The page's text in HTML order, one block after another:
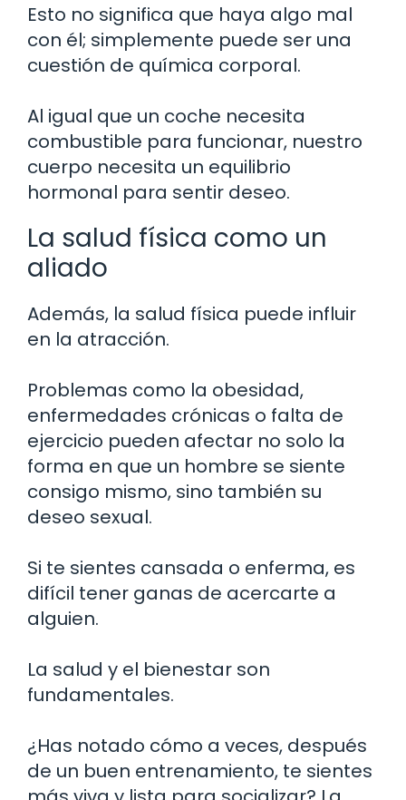
Esto no significa que haya algo mal
con él; simplemente puede ser una
cuestión de química corporal.
Al igual que un coche necesita
combustible para funcionar, nuestro
cuerpo necesita un equilibrio
hormonal para sentir deseo.
La salud física como un
aliado
Además, la salud física puede influir
en la atracción.
Problemas como la obesidad,
enfermedades crónicas o falta de
ejercicio pueden afectar no solo la
forma en que un hombre se siente
consigo mismo, sino también su
deseo sexual.
Si te sientes cansada o enferma, es
difícil tener ganas de acercarte a
alguien.
La salud y el bienestar son
fundamentales.
¿Has notado cómo a veces, después
de un buen entrenamiento, te sientes